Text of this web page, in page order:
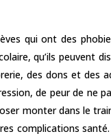
qui ont des
qu’ils peuvent
des dons et des
de peur de ne
monter dans le
complications